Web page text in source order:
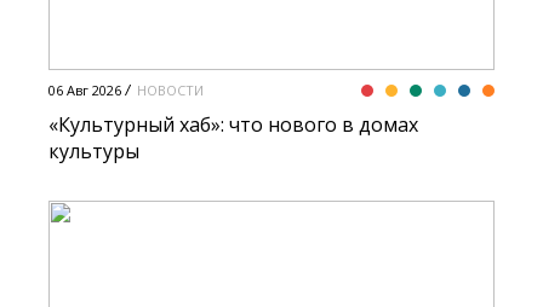
06 Авг 2026 НОВОСТИ
«Культурный хаб»: что нового в домах
культуры